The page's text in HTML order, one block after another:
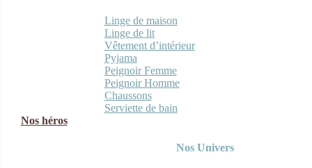
Linge de maison
Linge de lit
Vêtement d’intérieur
Pyjama
Peignoir Femme
Peignoir Homme
Chaussons
Serviette de bain
Nos héros
Nos Univers